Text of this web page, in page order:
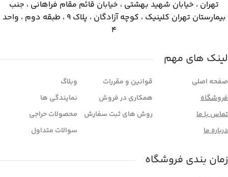
تهران ، خیابان شهید بهشتی ، خیابان قائم مقام فراهانی ، جنب
بیمارستان تهران کلینیک ، کوچه آزادگان ، پلاک ۹ ، طبقه دوم ، واحد
۴
لینک های مهم
صفحه اصلی
فروشگاه
تماس با ما
درباره ما
قوانین و مقررات
همکاری در فروش
روش های ثبت سفارش
وبلاگ
نمایندگی ها
محصولات حراجی
سوالات متداول
زمان بندی فروشگاه